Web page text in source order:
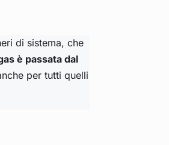
di sistema, che
è passata dal
per tutti quelli